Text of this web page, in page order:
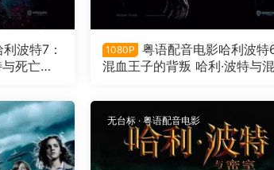
波特7：
死亡圣
1080P
粤语配音电影哈利波特
混血王子的背叛 哈利·波特与
Blood Prince
无台标 ·粤语配音电影